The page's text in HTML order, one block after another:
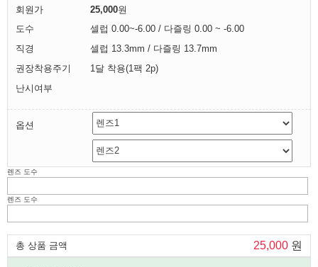
회원가
25,000원
도수
셀럽 0.00~-6.00 / 다즐링 0.00 ~ -6.00
직경
셀럽 13.3mm / 다즐링 13.7mm
권장착용주기
1달 착용(1팩 2p)
난시여부
옵션
렌즈 도수
렌즈 도수
총 상품 금액 25,000원